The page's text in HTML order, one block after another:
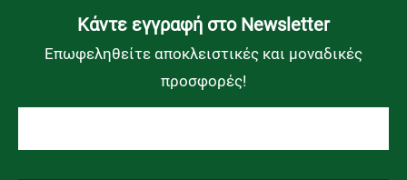
Kάντε εγγραφή στο Newsletter
Επωφεληθείτε αποκλειστικές και μοναδικές
προσφορές!